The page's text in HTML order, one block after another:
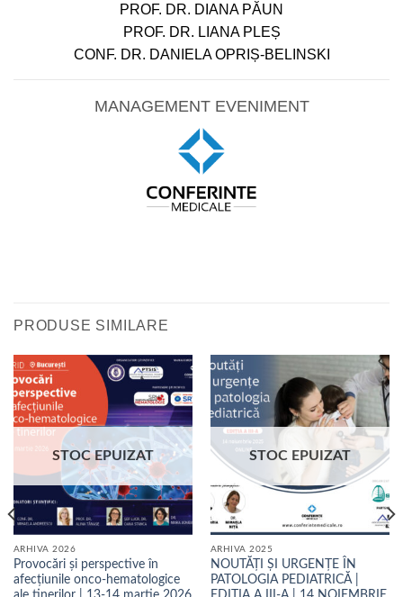
PROF. DR. DIANA PĂUN
PROF. DR. LIANA PLEȘ
CONF. DR. DANIELA OPRIȘ-BELINSKI
MANAGEMENT EVENIMENT
PRODUSE SIMILARE
STOC EPUIZAT
ARHIVA 2026
Provocări și perspective în
afecțiunile onco-hematologice
STOC EPUIZAT
ARHIVA 2025
NOUTĂȚI ȘI URGENȚE ÎN
PATOLOGIA PEDIATRICĂ |